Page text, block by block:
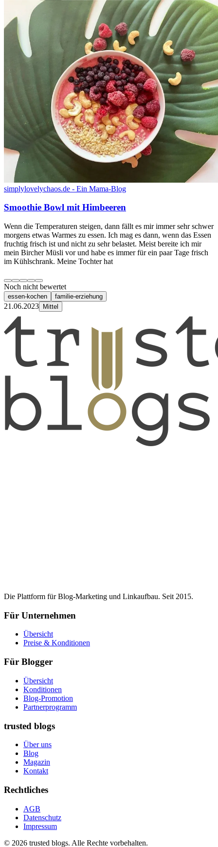
simplylovelychaos.de - Ein Mama-Blog
Smoothie Bowl mit Himbeeren
Wenn die Temperaturen steigen, dann fällt es mir immer sehr schwer
morgens etwas Warmes zu essen. Ich mag es dann, wenn das Essen
fruchtig frisch ist und nicht zu sehr belastet. Meist bereite ich mir
mein Bircher Müsli vor und habe es immer für ein paar Tage frisch
im Kühlschrank. Meine Tochter hat
Noch nicht bewertet
essen-kochen familie-erziehung
21.06.2023 Mittel
Die Plattform für Blog-Marketing und Linkaufbau. Seit 2015.
Für Unternehmen
Übersicht
Preise & Konditionen
Für Blogger
Übersicht
Konditionen
Blog-Promotion
Partnerprogramm
trusted blogs
Über uns
Blog
Magazin
Kontakt
Rechtliches
AGB
Datenschutz
Impressum
© 2026 trusted blogs. Alle Rechte vorbehalten.